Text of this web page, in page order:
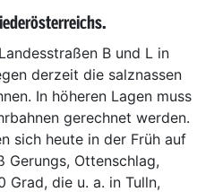
B und L in
derzeit die salznassen
In höheren Lagen muss
gerechnet werden.
sich heute in der Früh auf
Gerungs, Ottenschlag,
Grad, die u. a. in Tulln,